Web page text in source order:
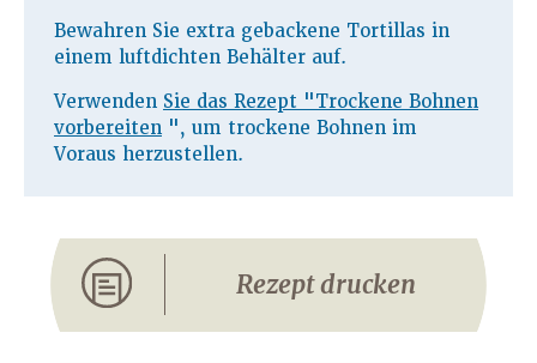
Bewahren Sie extra gebackene Tortillas in
einem luftdichten Behälter auf.
Verwenden Sie das Rezept "Trockene Bohnen
vorbereiten ", um trockene Bohnen im
Voraus herzustellen.
Rezept drucken